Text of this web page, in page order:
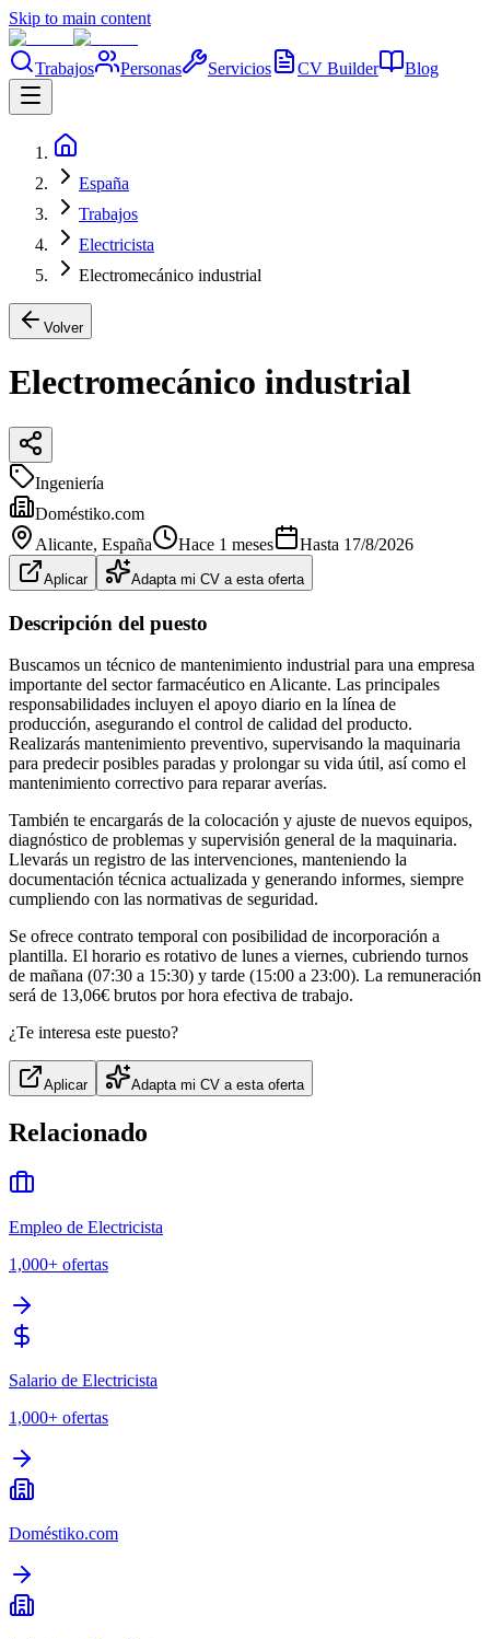
Skip to main content
Trabajos Personas Servicios CV Builder Blog
España
Trabajos
Electricista
Electromecánico industrial
Volver
Electromecánico industrial
Ingeniería
Doméstiko.com
Alicante, España Hace 1 meses Hasta 17/8/2026
Aplicar Adapta mi CV a esta oferta
Descripción del puesto
Buscamos un técnico de mantenimiento industrial para una empresa
importante del sector farmacéutico en Alicante. Las principales
responsabilidades incluyen el apoyo diario en la línea de
producción, asegurando el control de calidad del producto.
Realizarás mantenimiento preventivo, supervisando la maquinaria
para predecir posibles paradas y prolongar su vida útil, así como el
mantenimiento correctivo para reparar averías.
También te encargarás de la colocación y ajuste de nuevos equipos,
diagnóstico de problemas y supervisión general de la maquinaria.
Llevarás un registro de las intervenciones, manteniendo la
documentación técnica actualizada y generando informes, siempre
cumpliendo con las normativas de seguridad.
Se ofrece contrato temporal con posibilidad de incorporación a
plantilla. El horario es rotativo de lunes a viernes, cubriendo turnos
de mañana (07:30 a 15:30) y tarde (15:00 a 23:00). La remuneración
será de 13,06€ brutos por hora efectiva de trabajo.
¿Te interesa este puesto?
Aplicar Adapta mi CV a esta oferta
Relacionado
Empleo de Electricista
1,000+ ofertas
Salario de Electricista
1,000+ ofertas
Doméstiko.com